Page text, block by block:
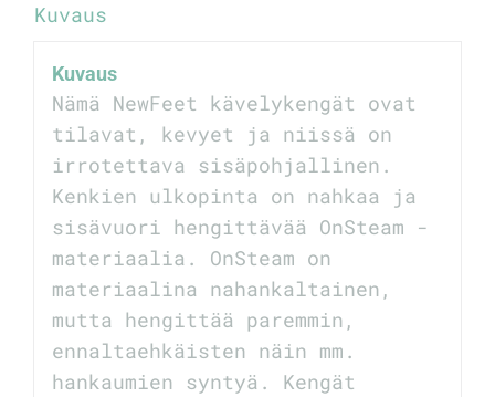
Kuvaus
Kuvaus
Nämä NewFeet kävelykengät ovat
tilavat, kevyet ja niissä on
irrotettava sisäpohjallinen.
Kenkien ulkopinta on nahkaa ja
sisävuori hengittävää OnSteam -
materiaalia. OnSteam on
materiaalina nahankaltainen,
mutta hengittää paremmin,
ennaltaehkäisten näin mm.
hankaumien syntyä. Kengät